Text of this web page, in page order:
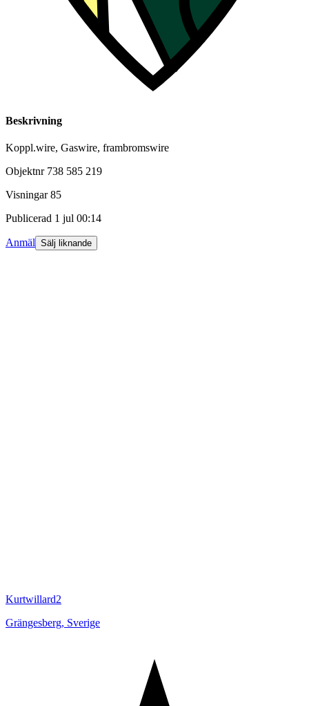
Beskrivning
Koppl.wire, Gaswire, frambromswire
Objektnr 738 585 219
Visningar 85
Publicerad 1 jul 00:14
Anmäl Sälj liknande
Kurtwillard2
Grängesberg, Sverige